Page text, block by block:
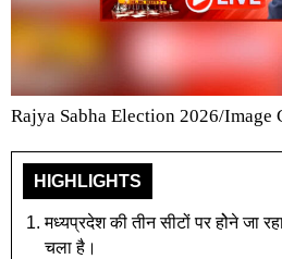
Rajya Sabha Election 2026/Image
HIGHLIGHTS
मध्यप्रदेश की तीन सीटों पर होेने जा
चला है।